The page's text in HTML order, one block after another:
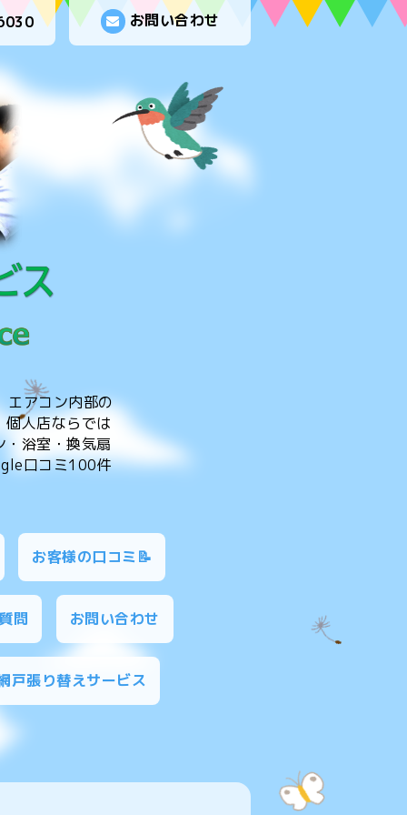
お問い合わせ
エアコン内部の
人店ならでは
浴室・換気扇
口コミ100件
お客様の口コミ📝
問 お問い合わせ
戸張り替えサービス